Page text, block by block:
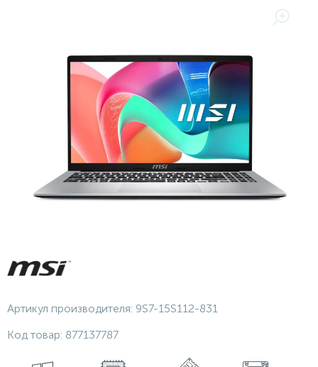
Артикул производителя: 9S7-15S112-831
Код товар: 877137787